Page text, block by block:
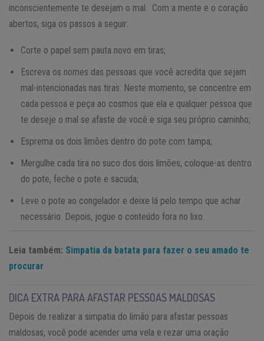
inconscientemente te desejam o mal. Com a mente e o coração
abertos, siga os passos a seguir:
Corte o papel sem pauta novo em tiras;
Escreva os nomes das pessoas que você acredita que sejam
mal-intencionadas nas tiras. Neste momento, se concentre em
cada pessoa e peça ao cosmos que ela e qualquer pessoa que
te deseje o mal se afaste de você e siga seu próprio caminho;
Esprema os dois limões dentro do pote com tampa;
Mergulhe cada tira no suco dos dois limões, coloque-as dentro
do pote, feche o pote e sacuda;
Leve o pote ao congelador e deixe lá pelo tempo que achar
necessário. Depois, jogue o conteúdo fora no lixo.
Leia também: Simpatia da batata para fazer o seu amado te
procurar
DICA EXTRA PARA AFASTAR PESSOAS MALDOSAS
Depois de realizar a simpatia do limão para afastar pessoas
maldosas, você pode acender uma vela e rezar uma oração